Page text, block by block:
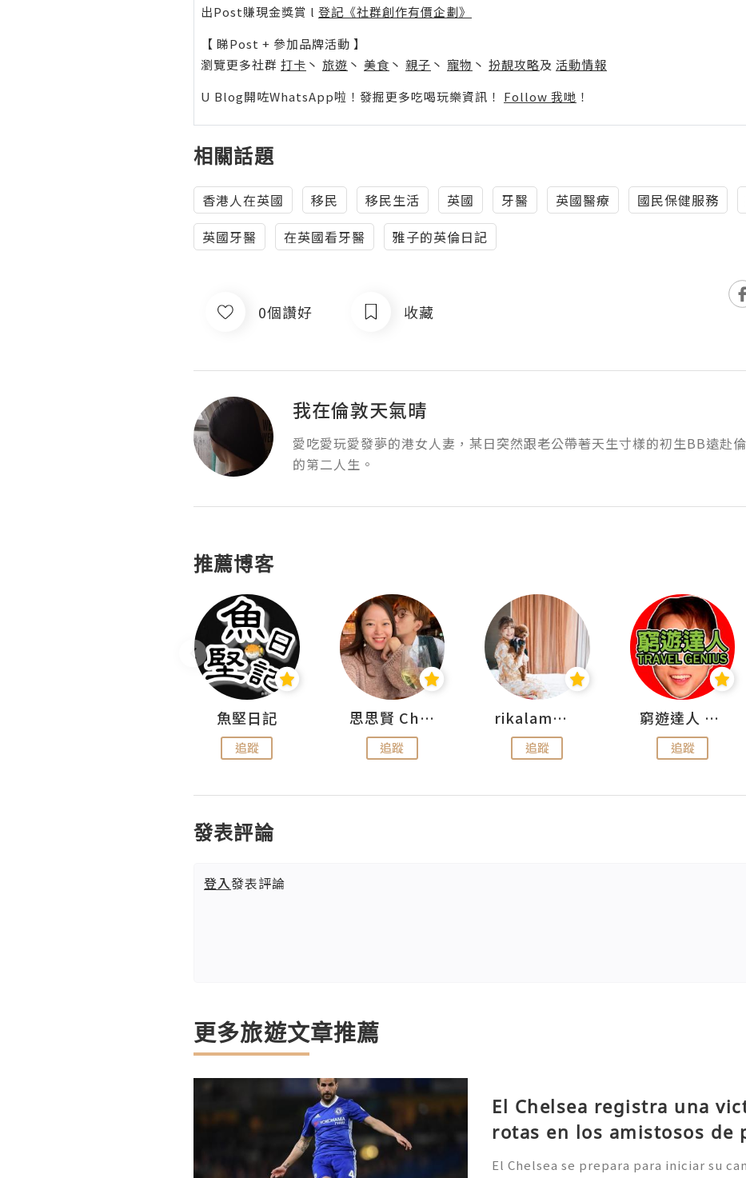
出Post賺現金獎賞 l 登記《社群創作有價企劃》
【 睇Post + 參加品牌活動 】
瀏覽更多社群 打卡 丶 旅遊 丶 美食 丶 親子 丶 寵物 丶 扮靚攻略及 活動情報
U Blog開咗WhatsApp啦！發掘更多吃喝玩樂資訊！ Follow 我哋 ！
相關話題
香港人在英國 移民 移民生活 英國 牙醫 英國醫療 國民保健服務
英國牙醫
在英國看牙醫 雅子的英倫日記
0個讚好 收藏
我在倫敦天氣晴
愛吃愛玩愛發夢的港女人妻，某日突然跟老公帶著天生寸樣的初生BB遠赴
的第二人生。
推薦博客
魚堅日記
追蹤
思思賢 ChillMyBabe
追蹤
rikalammm
追蹤
窮遊達人 Mr.TravelGenius
追蹤
發表評論
登入發表評論
更多旅遊文章推薦
El Chelsea registra una
rotas en los amistosos de
El Chelsea se prepara para iniciar su